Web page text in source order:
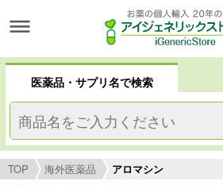
医薬品・サプリ名で検索
TOP 海外医薬品 アロマシン